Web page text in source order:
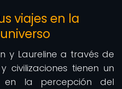
viajes en la
y Laureline a través de
civilizaciones tienen un
en la percepción del